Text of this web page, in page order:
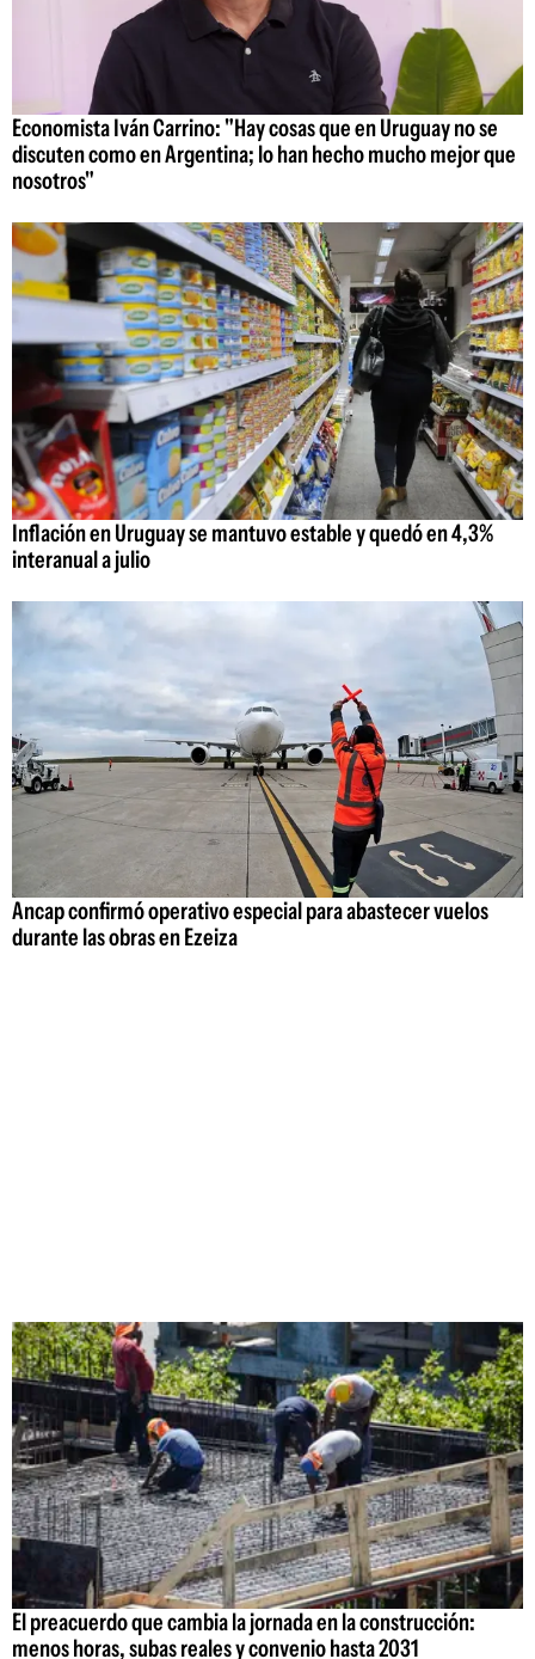
Economista Iván Carrino: "Hay cosas que en Uruguay no se
discuten como en Argentina; lo han hecho mucho mejor que
nosotros"
Inflación en Uruguay se mantuvo estable y quedó en 4,3%
interanual a julio
Ancap confirmó operativo especial para abastecer vuelos
durante las obras en Ezeiza
El preacuerdo que cambia la jornada en la construcción:
menos horas, subas reales y convenio hasta 2031